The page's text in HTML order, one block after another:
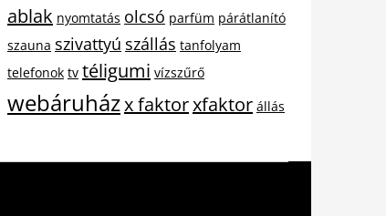
ablak nyomtatás olcsó parfüm párátlanító
szauna szivattyú szállás tanfolyam
telefonok tv téligumi vízszűrő
webáruházx faktorxfaktor állás